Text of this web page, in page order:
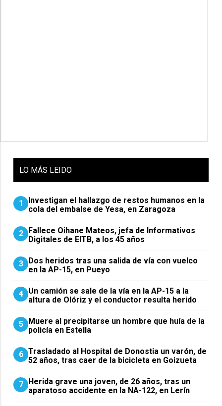
LO MÁS LEIDO
1
Investigan el hallazgo de restos humanos en la
cola del embalse de Yesa, en Zaragoza
2 Fallece Oihane Mateos, jefa de Informativos
Digitales de EITB, a los 45 años
3 Dos heridos tras una salida de vía con vuelco
en la AP-15, en Pueyo
4 Un camión se sale de la vía en la AP-15 a la
altura de Olóriz y el conductor resulta herido
5 Muere al precipitarse un hombre que huía de la
policía en Estella
6 Trasladado al Hospital de Donostia un varón, de
52 años, tras caer de la bicicleta en Goizueta
7 Herida grave una joven, de 26 años, tras un
aparatoso accidente en la NA-122, en Lerín